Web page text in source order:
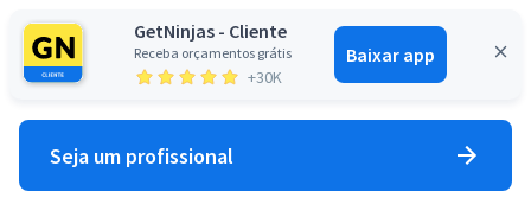
GetNinjas - Cliente
Receba orçamentos grátis
+30K
Baixar app
Entrar
Seja um profissional